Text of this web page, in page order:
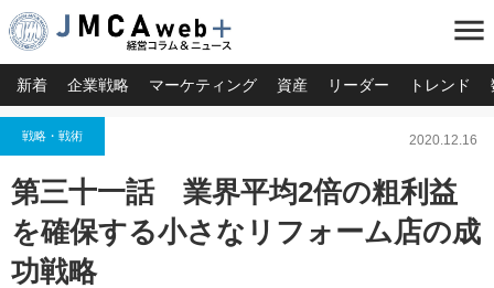
menu
新着 企業戦略 マーケティング 資産 リーダー トレンド
戦略・戦術 2020.12.16
第三十一話 業界平均2倍の粗利益
を確保する小さなリフォーム店の成
功戦略